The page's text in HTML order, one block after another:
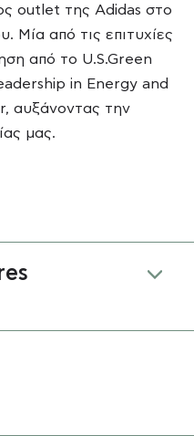
outlet της Adidas στο
Μία από τις επιτυχίες
από το U.S.Green
in Energy and
αυξάνοντας την
μας.